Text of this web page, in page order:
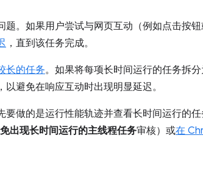
。如果用户尝试与网页互动（例如点击按
，直到该任务完成。
长的任务。如果将每项长时间运行的任务拆
避免在响应互动时出现明显延迟。
要做的是运行性能轨迹并查看长时间运行的
出现长时间运行的主线程任务审核）或在